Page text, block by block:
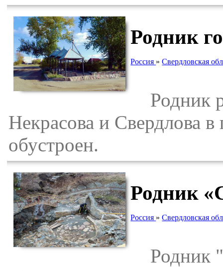
Родник
Россия »Свердловская
Родник
Некрасова и Свердлова
обустроен.
Родник
Россия »Свердловская
Родник